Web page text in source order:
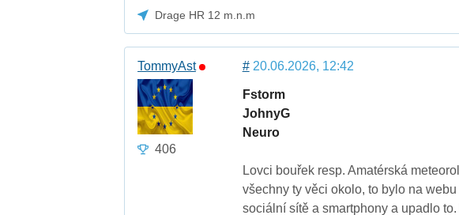
Drage HR 12 m.n.m
TommyAst
406
#20.06.2026, 12:42
Fstorm
JohnyG
Neuro
Lovci bouřek resp. Amatérská
všechny ty věci okolo, to bylo na
sociální sítě a smartphony a upadlo